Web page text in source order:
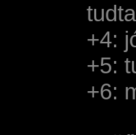
+4:
+5:
+6: